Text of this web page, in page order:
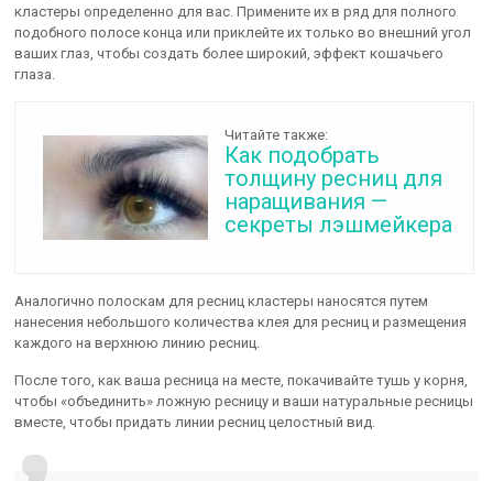
кластеры определенно для вас. Примените их в ряд для полного
подобного полосе конца или приклейте их только во внешний угол
ваших глаз, чтобы создать более широкий, эффект кошачьего
глаза.
Читайте также:
Как подобрать
толщину ресниц для
наращивания —
секреты лэшмейкера
Аналогично полоскам для ресниц кластеры наносятся путем
нанесения небольшого количества клея для ресниц и размещения
каждого на верхнюю линию ресниц.
После того, как ваша ресница на месте, покачивайте тушь у корня,
чтобы «объединить» ложную ресницу и ваши натуральные ресницы
вместе, чтобы придать линии ресниц целостный вид.